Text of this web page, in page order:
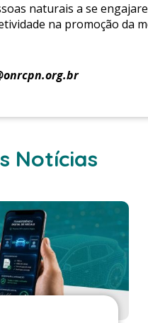
naturais a se
na promoção da
Notícias